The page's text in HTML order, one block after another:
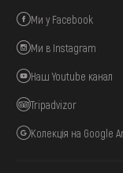
Ми у Facebook
Ми в Instagram
Наш Youtube канал
Tripadvizor
Колекція на Google